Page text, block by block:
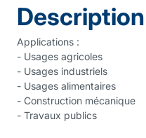
Applications :
- Usages agricoles
- Usages industriels
- Usages alimentaires
- Construction mécanique
- Travaux publics